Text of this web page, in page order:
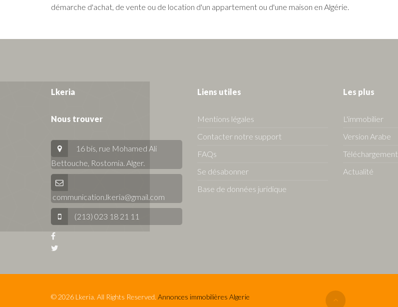
démarche d'achat, de vente ou de location d'un appartement ou d'une maison en Algérie.
Lkeria
Nous trouver
16 bis, rue Mohamed Ali
Bettouche, Rostomia. Alger.
communication.lkeria@gmail.com
(213) 023 18 21 11
Liens utiles
Mentions légales
Contacter notre support
FAQs
Se désabonner
Base de données juridique
Les plus
L'immobilier
Version Arabe
Téléchargement
Actualité
© 2026 Lkeria. All Rights Reserved. Annonces immobilières Algerie